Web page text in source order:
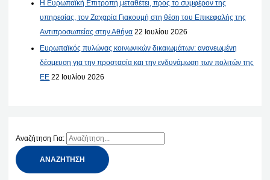
Η Ευρωπαϊκή Επιτροπή μεταθέτει, προς το συμφέρον της
υπηρεσίας, τον Ζαχαρία Γιακουμή στη θέση του Επικεφαλής της
Αντιπροσωπείας στην Αθήνα 22 Ιουλίου 2026
Ευρωπαϊκός πυλώνας κοινωνικών δικαιωμάτων: ανανεωμένη
δέσμευση για την προστασία και την ενδυνάμωση των πολιτών της
ΕΕ 22 Ιουλίου 2026
Αναζήτηση Για: